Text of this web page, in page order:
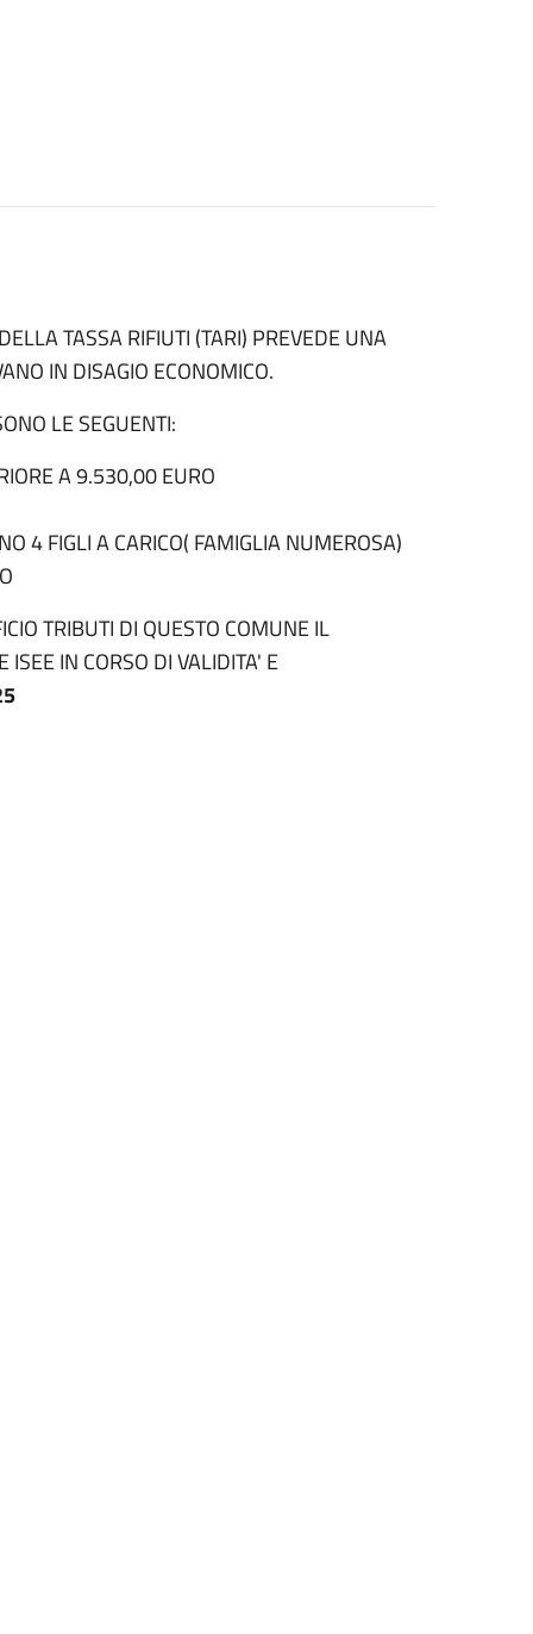
TASSA RIFIUTI (TARI) PREVEDE UNA
IN DISAGIO ECONOMICO.
LE SEGUENTI:
A 9.530,00 EURO
4 FIGLI A CARICO( FAMIGLIA NUMEROSA)
TRIBUTI DI QUESTO COMUNE IL
IN CORSO DI VALIDITA' E